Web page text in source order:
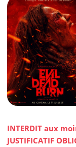
INTERDIT aux
JUSTIFICATIF